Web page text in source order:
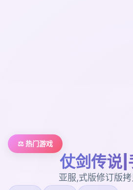
⚖️ 热门游戏
仗剑传说|
亚服,式版修订版拷